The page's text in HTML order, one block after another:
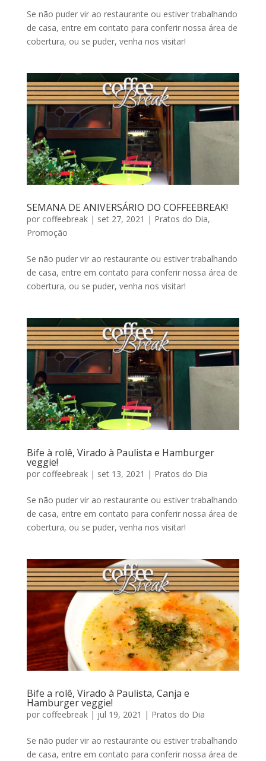
Se não puder vir ao restaurante ou estiver trabalhando
de casa, entre em contato para conferir nossa área de
cobertura, ou se puder, venha nos visitar!
SEMANA DE ANIVERSÁRIO DO COFFEEBREAK!
por coffeebreak| set 27, 2021 | Pratos do Dia,
Promoção
Se não puder vir ao restaurante ou estiver trabalhando
de casa, entre em contato para conferir nossa área de
cobertura, ou se puder, venha nos visitar!
Bife à rolê, Virado à Paulista e Hamburger
veggie!
por coffeebreak| set 13, 2021 | Pratos do Dia
Se não puder vir ao restaurante ou estiver trabalhando
de casa, entre em contato para conferir nossa área de
cobertura, ou se puder, venha nos visitar!
Bife a rolê, Virado à Paulista, Canja e
Hamburger veggie!
por coffeebreak| jul 19, 2021 | Pratos do Dia
Se não puder vir ao restaurante ou estiver trabalhando
de casa, entre em contato para conferir nossa área de